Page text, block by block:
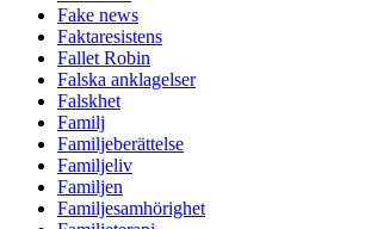
Fake news
Faktaresistens
Fallet Robin
Falska anklagelser
Falskhet
Familj
Familjeberättelse
Familjeliv
Familjen
Familjesamhörighet